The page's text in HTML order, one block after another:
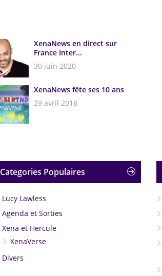
XenaNews en direct sur
France Inter...
30 juin 2020
XenaNews fête ses 10 ans
29 avril 2018
Categories Populaires
Lucy Lawless
Agenda et Sorties
Xena et Hercule
XenaVerse
Divers